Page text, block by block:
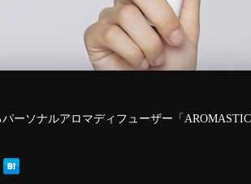
ーソナルアロマディフューザー「